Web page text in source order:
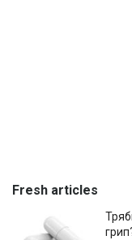
Fresh articles